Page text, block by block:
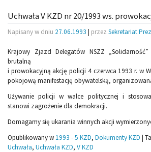
Uchwała V KZD nr 20/1993 ws.
Napisany w dniu 27.06.1993 | przez Sekretariat
Krajowy Zjazd Delegatów NSZZ
brutalną
i prowokacyjną akcję policji 4 czerwca 1993 r. w
pokojową manifestację obywatelską,
Używanie policji w walce politycznej i
stanowi zagrożenie dla demokracji.
Domagamy się ukarania winnych akcji
Opublikowany w 1993 - 5 KZD, Dokumenty KZD |
Uchwała, Uchwała KZD, V KZD